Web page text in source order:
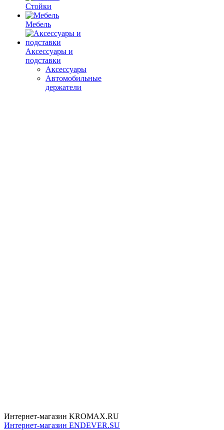
Стойки
Мебель
Аксессуары и
подставки
Аксессуары
Автомобильные
держатели
Интернет-магазин KROMAX.RU
Интернет-магазин ENDEVER.SU